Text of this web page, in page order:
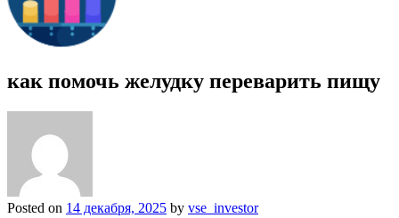
как помочь желудку переварить пищу
Posted on 14 декабря, 2025 by vse_investor